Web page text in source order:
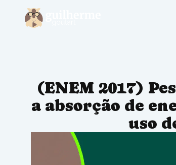
(ENEM 2017)
a absorção de
uso